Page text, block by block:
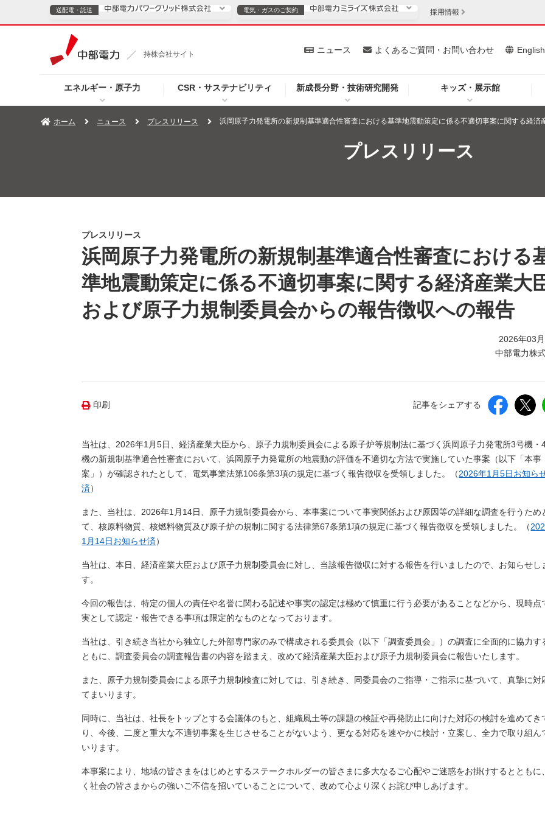
持株会社サイト
エネルギー・原子力 CSR・サステナビリティ 新成長分野・技術研究開発 キッズ・展示館
ニュース よくあるご質問・お問い合わせ English
送配電・託送
TOPページへ ご案内 安定供給
企業情報
ニュース（新しいウィンドウを開きます）
よくあるご質問・お問い合わせ（新しいウィンドウを開きます）
電気・ガスのご契約
電気・ガスのご契約
TOPページへ 個人のお客さま 法人のお客さま
採用情報
ホーム ニュース プレスリリース 浜岡原子力発電所の新規制基準適合性審査における基準地震動策定に係る不適切事案に関する経
プレスリリース
プレスリリース
浜岡原子力発電所の新規制基準適合性審査における
準地震動策定に係る不適切事案に関する経済産業大
および原子力規制委員会からの報告徴収への報告
2026年03
中部電力株
印刷 記事をシェアする
当社は、2026年1月5日、経済産業大臣から、原子力規制委員会による原子炉等規制法に基づく浜岡原子力発電所3号機・
機の新規制基準適合性審査において、浜岡原子力発電所の地震動の評価を不適切な方法で実施していた事案（以下「本事
案」）が確認されたとして、電気事業法第106条第3項の規定に基づく報告徴収を受領しました。（2026年1月5日お知ら
済）
また、当社は、2026年1月14日、原子力規制委員会から、本事案について事実関係および原因等の詳細な調査を行うため
て、核原料物質、核燃料物質及び原子炉の規制に関する法律第67条第1項の規定に基づく報告徴収を受領しました。（
1月14日お知らせ済）
当社は、本日、経済産業大臣および原子力規制委員会に対し、当該報告徴収に対する報告を行いましたので、お知らせし
す。
今回の報告は、特定の個人の責任や名誉に関わる記述や事実の認定は極めて慎重に行う必要があることなどから、現時点
実として認定・報告できる事項は限定的なものとなっております。
当社は、引き続き当社から独立した外部専門家のみで構成される委員会（以下「調査委員会」）の調査に全面的に協力す
ともに、調査委員会の調査報告書の内容を踏まえ、改めて経済産業大臣および原子力規制委員会に報告いたします。
また、原子力規制委員会による原子力規制検査に対しては、引き続き、同委員会のご指導・ご指示に基づいて、真摯に対
てまいります。
同時に、当社は、社長をトップとする会議体のもと、組織風土等の課題の検証や再発防止に向けた対応の検討を進めてき
り、今後、二度と重大な不適切事案を生じさせることがないよう、更なる対応を速やかに検討・立案し、全力で取り組ん
いります。
本事案により、地域の皆さまをはじめとするステークホルダーの皆さまに多大なるご心配やご迷惑をお掛けするとともに
く社会の皆さまからの強いご不信を招いていることについて、改めて心より深くお詫び申しあげます。